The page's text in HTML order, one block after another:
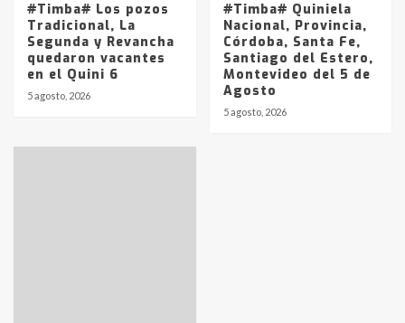
#Timba# Los pozos
Tradicional, La
Segunda y Revancha
quedaron vacantes
en el Quini 6
5 agosto, 2026
#Timba# Quiniela
Nacional, Provincia,
Córdoba, Santa Fe,
Santiago del Estero,
Montevideo del 5 de
Agosto
5 agosto, 2026